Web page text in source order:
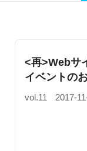
<再>Webサ
イベントの
vol.11 2017-